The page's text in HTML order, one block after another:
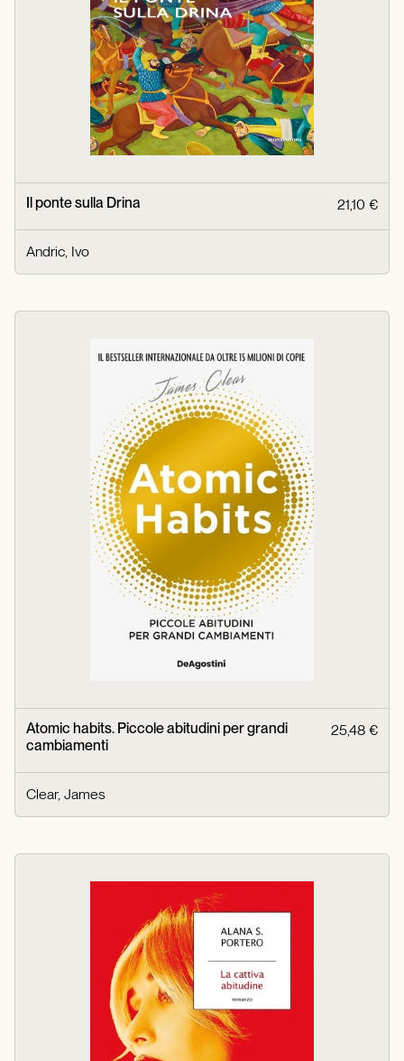
Il ponte sulla Drina 21,10 €
Andric, Ivo
Atomic habits. Piccole abitudini per grandi
cambiamenti
25,48 €
Clear, James